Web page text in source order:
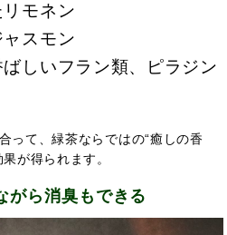
リモネン
ャスモン
しいフラン類、ピラジン
って、緑茶ならではの“癒しの香
が得られます。
がら消臭もできる